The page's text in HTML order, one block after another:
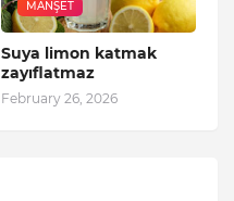
MANŞET
Suya limon katmak
zayıflatmaz
February 26, 2026